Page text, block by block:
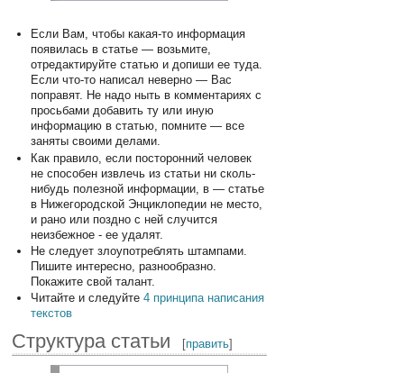
Если Вам, чтобы какая-то информация
появилась в статье — возьмите,
отредактируйте статью и допиши ее туда.
Если что-то написал неверно — Вас
поправят. Не надо ныть в комментариях с
просьбами добавить ту или иную
информацию в статью, помните — все
заняты своими делами.
Как правило, если посторонний человек
не способен извлечь из статьи ни сколь-
нибудь полезной информации, в — статье
в Нижегородской Энциклопедии не место,
и рано или поздно с ней случится
неизбежное - ее удалят.
Не следует злоупотреблять штампами.
Пишите интересно, разнообразно.
Покажите свой талант.
Читайте и следуйте 4 принципа написания
текстов
Структура статьи [править]